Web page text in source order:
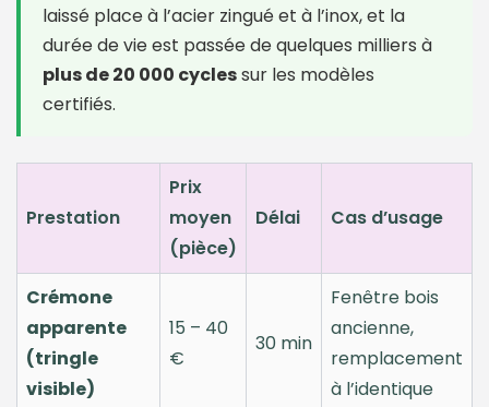
laissé place à l’acier zingué et à l’inox, et la
durée de vie est passée de quelques milliers à
plus de 20 000 cyclessur les modèles
certifiés.
Prestation
Prix
moyen
(pièce)
Délai Cas d’usage
Crémone
apparente
(tringle
visible)
15 – 40
€
30 min
Fenêtre bois
ancienne,
remplacement
à l’identique